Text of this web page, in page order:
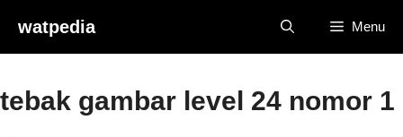
content
watpedia Menu
tebak gambar level 24 nomor 1